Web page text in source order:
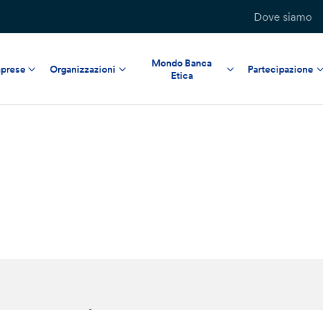
Dove siamo
Organizzazioni
Mondo Banca
Etica
Partecipazione